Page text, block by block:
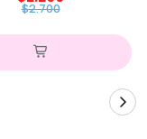
$2.700